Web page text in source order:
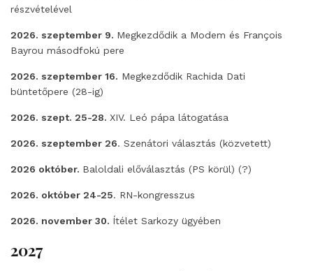
részvételével
2026. szeptember 9. Megkezdődik a Modem és François
Bayrou másodfokú pere
2026. szeptember 16. Megkezdődik Rachida Dati
büntetőpere (28-ig)
2026. szept. 25-28. XIV. Leó pápa látogatása
2026. szeptember 26. Szenátori választás (közvetett)
2026 október. Baloldali előválasztás (PS körül) (?)
2026. október 24-25. RN-kongresszus
2026. november 30. Ítélet Sarkozy ügyében
2027